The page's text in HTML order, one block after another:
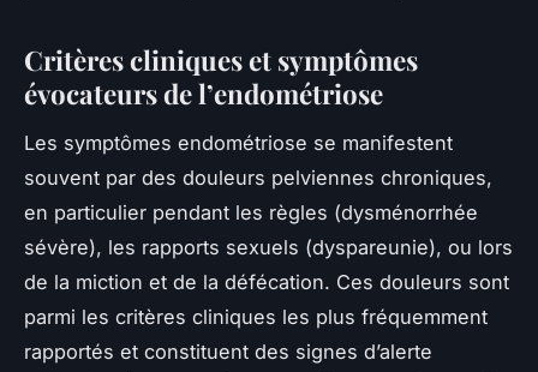
Critères cliniques et symptômes
évocateurs de l’endométriose
Les symptômes endométriose se manifestent
souvent par des douleurs pelviennes chroniques,
en particulier pendant les règles (dysménorrhée
sévère), les rapports sexuels (dyspareunie), ou lors
de la miction et de la défécation. Ces douleurs sont
parmi les critères cliniques les plus fréquemment
rapportés et constituent des signes d’alerte